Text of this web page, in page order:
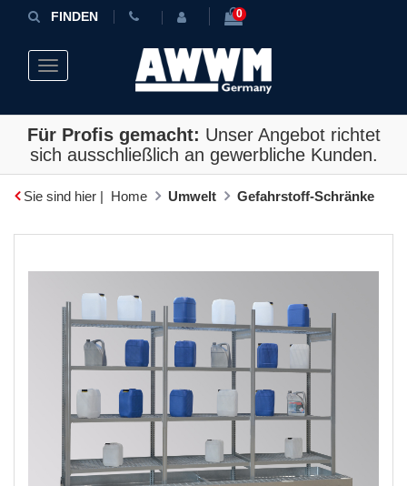
FINDEN 0
Toggle navigation
Für Profis gemacht: Unser Angebot richtet
sich ausschließlich an gewerbliche Kunden.
Sie sind hier | Home Umwelt Gefahrstoff-Schränke